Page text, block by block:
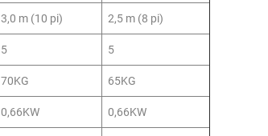
3,0 m (10 pi) 2,5 m (8 pi)
5 5
70KG 65KG
0,66KW 0,66KW